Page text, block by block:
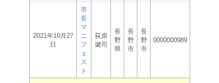
2021年10月27
日
市
長
マ
ニ
フ
ェ
ス
ト
荻原
健司
長
野
県
長
野
市
長
野
市
0000000989